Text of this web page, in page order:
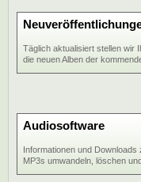
Täglich aktualisiert stellen wir
die neuen Alben der
Audiosoftware
Informationen und Downloads
MP3s umwandeln, löschen